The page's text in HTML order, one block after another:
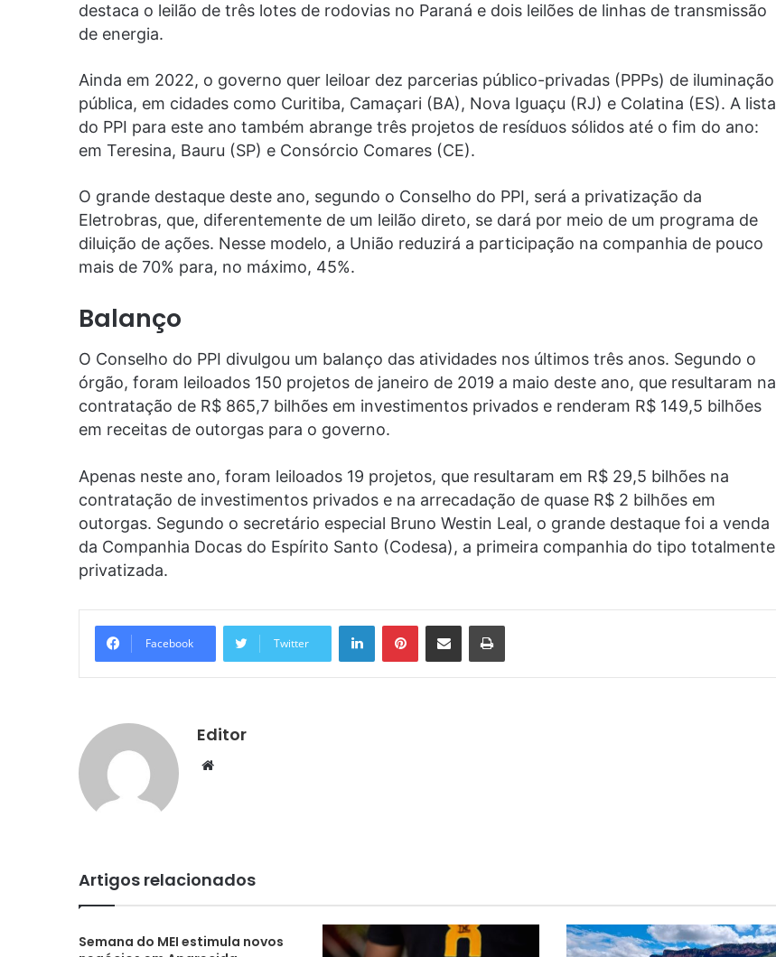
destaca o leilão de três lotes de rodovias no Paraná e dois leilões de linhas de transmissão
de energia.
Ainda em 2022, o governo quer leiloar dez parcerias público-privadas (PPPs) de iluminação
pública, em cidades como Curitiba, Camaçari (BA), Nova Iguaçu (RJ) e Colatina (ES). A lista
do PPI para este ano também abrange três projetos de resíduos sólidos até o fim do ano:
em Teresina, Bauru (SP) e Consórcio Comares (CE).
O grande destaque deste ano, segundo o Conselho do PPI, será a privatização da
Eletrobras, que, diferentemente de um leilão direto, se dará por meio de um programa de
diluição de ações. Nesse modelo, a União reduzirá a participação na companhia de pouco
mais de 70% para, no máximo, 45%.
Balanço
O Conselho do PPI divulgou um balanço das atividades nos últimos três anos. Segundo o
órgão, foram leiloados 150 projetos de janeiro de 2019 a maio deste ano, que resultaram na
contratação de R$ 865,7 bilhões em investimentos privados e renderam R$ 149,5 bilhões
em receitas de outorgas para o governo.
Apenas neste ano, foram leiloados 19 projetos, que resultaram em R$ 29,5 bilhões na
contratação de investimentos privados e na arrecadação de quase R$ 2 bilhões em
outorgas. Segundo o secretário especial Bruno Westin Leal, o grande destaque foi a venda
da Companhia Docas do Espírito Santo (Codesa), a primeira companhia do tipo totalmente
privatizada.
Facebook Twitter
LinkedinPinterestCompartilhar via e-mail Imprimir
Editor
Website
Artigos relacionados
Semana do MEI estimula novos